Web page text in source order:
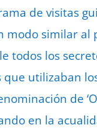
de visitas
similar al
todos los
utilizaban
de
en la